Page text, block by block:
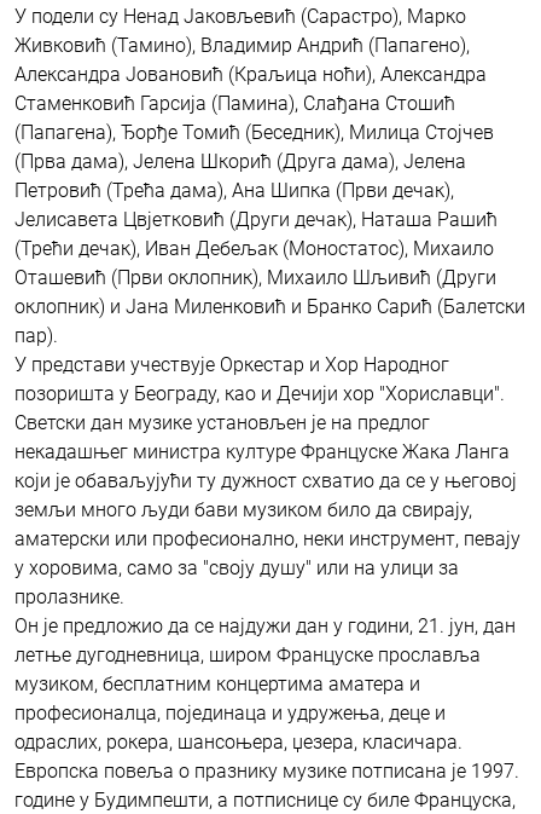
У подели су Ненад Јаковљевић (Сарастро), Марко
Живковић (Тамино), Владимир Андрић (Папагено),
Александра Јовановић (Краљица ноћи), Александра
Стаменковић Гарсија (Памина), Слађана Стошић
(Папагена), Ђорђе Томић (Беседник), Милица Стојчев
(Прва дама), Јелена Шкорић (Друга дама), Јелена
Петровић (Трећа дама), Ана Шипка (Први дечак),
Јелисавета Цвјетковић (Други дечак), Наташа Рашић
(Трећи дечак), Иван Дебељак (Моностатос), Михаило
Оташевић (Први оклопник), Михаило Шљивић (Други
оклопник) и Јана Миленковић и Бранко Сарић (Балетски
пар).
У представи учествује Оркестар и Хор Народног
позоришта у Београду, као и Дечији хор "Хориславци".
Светски дан музике установљен је на предлог
некадашњег министра културе Француске Жака Ланга
који је обаваљујући ту дужност схватио да се у његовој
земљи много људи бави музиком било да свирају,
аматерски или професионално, неки инструмент, певају
у хоровима, само за "своју душу" или на улици за
пролазнике.
Он је предложио да се најдужи дан у години, 21. јун, дан
летње дугодневница, широм Француске прославља
музиком, бесплатним концертима аматера и
професионалца, појединаца и удружења, деце и
одраслих, рокера, шансоњера, џезера, класичара.
Европска повеља о празнику музике потписана је 1997.
године у Будимпешти, а потписнице су биле Француска,